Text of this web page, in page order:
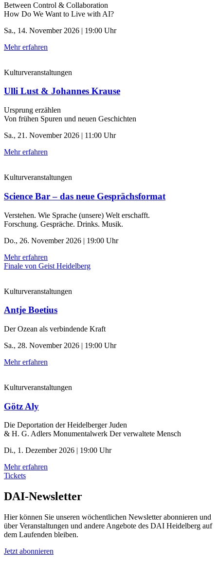
Between Control & ­Collaboration
How Do We Want to Live with AI?
Sa., 14. November 2026 | 19:00 Uhr
Mehr erfahren
Kulturveranstaltungen
Ulli Lust & Johannes Krause
Ursprung erzählen
Von frühen Spuren und neuen Geschichten
Sa., 21. November 2026 | 11:00 Uhr
Mehr erfahren
Kulturveranstaltungen
Science Bar – das neue Gesprächsformat
Verstehen. Wie Sprache (unsere) Welt erschafft.
Forschung. Gespräche. Drinks. Musik.
Do., 26. November 2026 | 19:00 Uhr
Mehr erfahren
Finale von Geist Heidelberg
Kulturveranstaltungen
Antje Boetius
Der Ozean als verbindende Kraft
Sa., 28. November 2026 | 19:00 Uhr
Mehr erfahren
Kulturveranstaltungen
Götz Aly
Die Deportation der ­Heidelberger Juden
& H. G. Adlers Monumentalwerk Der verwaltete Mensch
Di., 1. Dezember 2026 | 19:00 Uhr
Mehr erfahren
Tickets
DAI-Newsletter
Hier können Sie unseren wöchentlichen Newsletter abonnieren und
über Veranstaltungen und andere Angebote des DAI Heidelberg auf
dem Laufenden bleiben.
Jetzt abonnieren